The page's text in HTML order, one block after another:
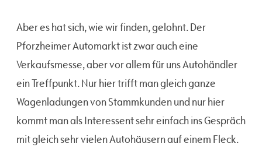
Aber es hat sich, wie wir finden, gelohnt. Der
Pforzheimer Automarkt ist zwar auch eine
Verkaufsmesse, aber vor allem für uns Autohändler
ein Treffpunkt. Nur hier trifft man gleich ganze
Wagenladungen von Stammkunden und nur hier
kommt man als Interessent sehr einfach ins Gespräch
mit gleich sehr vielen Autohäusern auf einem Fleck.